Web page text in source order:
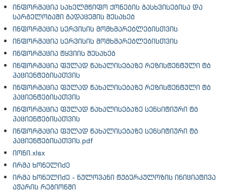
ინფორმაცია სახელმწიფო ქონების გასხვისებისა და
სარგელობაში გადაცემის შესახებ
ინფორმაცია სერვისის მომხმარებლებისთვის
ინფორმაცია სერვისის მომხმარებლებისთვის
ინფორმაცია ტყვიის შესახებ
ინფორმაცია ფულად წახალისებაზე რეზისტენტული ტბ
პაციენტებისათვის
ინფორმაცია ფულად წახალისებაზე რეზისტენტული ტბ
პაციენტებისათვის
ინფორმაცია ფულად წახალისებაზე სენსიტიური ტბ
პაციენტებისათვის
ინფორმაცია ფულად წახალისებაზე სენსიტიური ტბ
პაციენტებისათვის.pdf
იონი.xlsx
ირმა ხონელიძე
ირმა ხონელიძე - ნულოვანი ტუბერკულოზის ინიციატივა
აჭარის რეგიონში